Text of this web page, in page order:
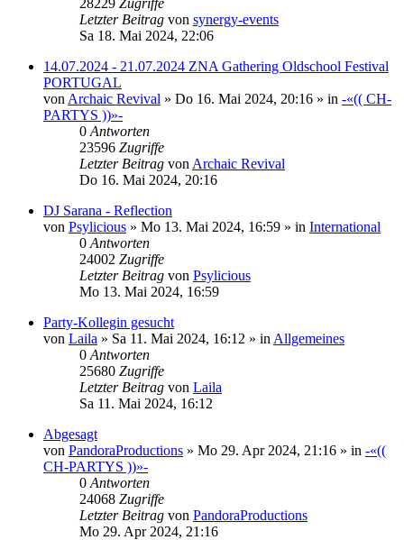
Letzter Beitrag von synergy-events
Sa 18. Mai 2024, 22:06
14.07.2024 - 21.07.2024 ZNA Gathering Oldschool Festival
PORTUGAL
von Archaic Revival » Do 16. Mai 2024, 20:16 » in -«(( CH-
PARTYS ))»-
0 Antworten
23596 Zugriffe
Letzter Beitrag von Archaic Revival
Do 16. Mai 2024, 20:16
DJ Sarana - Reflection
von Psylicious » Mo 13. Mai 2024, 16:59 » in International
0 Antworten
24002 Zugriffe
Letzter Beitrag von Psylicious
Mo 13. Mai 2024, 16:59
Party-Kollegin gesucht
von Laila » Sa 11. Mai 2024, 16:12 » in Allgemeines
0 Antworten
25680 Zugriffe
Letzter Beitrag von Laila
Sa 11. Mai 2024, 16:12
Abgesagt
von PandoraProductions » Mo 29. Apr 2024, 21:16 » in -«((
CH-PARTYS ))»-
0 Antworten
24068 Zugriffe
Letzter Beitrag von PandoraProductions
Mo 29. Apr 2024, 21:16